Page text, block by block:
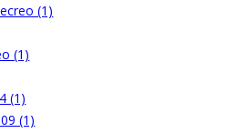
(1)
(1)
(1)
(1)